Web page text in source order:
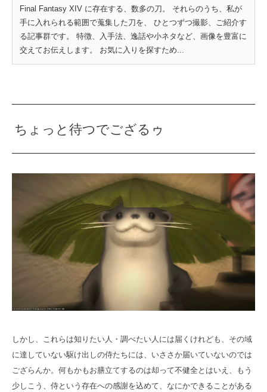
Final Fantasy XIV に存在する、数多の刀。 それらのうち、私が
手に入れられる範囲で蒐集した刀を、 ひとつずつ撮影、ご紹介す
る記事群です。 特徴、入手法、逸話や小ネタなど、画像を豊富に
交えてお伝えします。 お気に入りを探すため...
ちょっと待つでござるゥ
しかし、これらは知りたい人・調べたい人には届くけれども、その域
に達していない駆け出しの侍たちには、いささか届いていないのでは
ござらんか。何もかもお膳立てするのは却って不健全とはいえ、もう
少しこう、侍という存在への感謝を込めて、なにかできることがある